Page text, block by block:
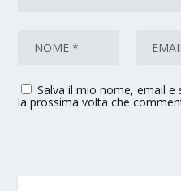
Salva il mio nome, email
la prossima volta che